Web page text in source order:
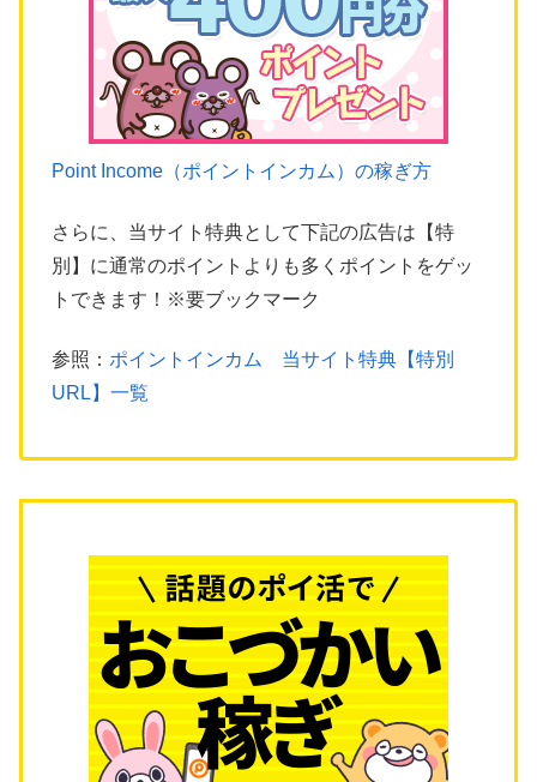
Point Income（ポイントインカム）の稼ぎ方
さらに、当サイト特典として下記の広告は【特
別】に通常のポイントよりも多くポイントをゲッ
トできます！※要ブックマーク
参照： ポイントインカム 当サイト特典【特別
URL】一覧